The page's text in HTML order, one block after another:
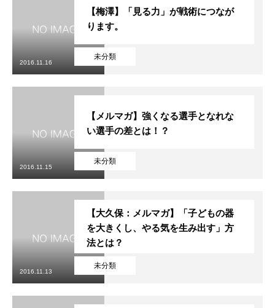
未分類
【梅澤】「見る力」が戦術につなが
ります。
2016.11.16
未分類
【メルマガ】強くなる選手となれな
い選手の差とは！？
2016.11.15
未分類
【大久保：メルマガ】「子どもの器
を大きくし、やる気を生み出す」方
法とは？
2016.11.13